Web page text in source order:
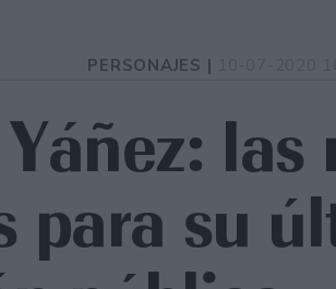
PERSONAJES |
las
para su